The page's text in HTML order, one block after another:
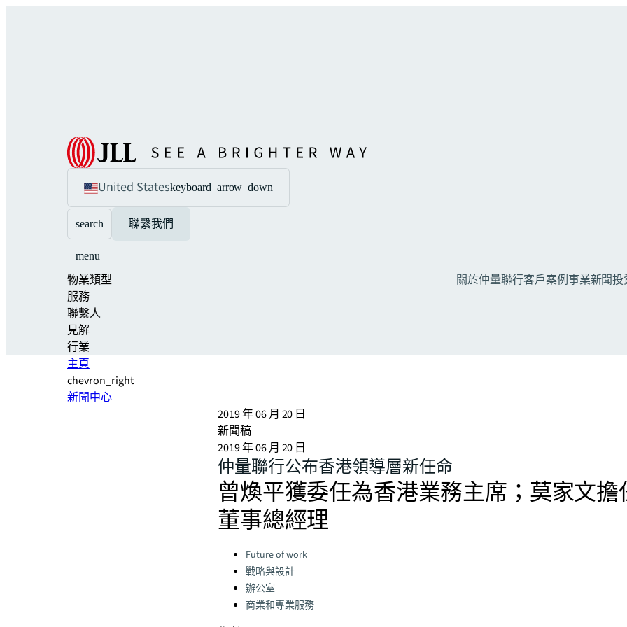
United Stateskeyboard_arrow_down
search 聯繫我們
menu
物業類型
服務
聯繫人
見解
行業
關於仲量聯行客戶案例事業新聞投
主頁
chevron_right
新聞中心
2019 年 06 月 20 日
新聞稿
2019 年 06 月 20 日
仲量聯行公布香港領導層新任命
曾煥平獲委任為香港業務主席；莫家文擔
董事總經理
Categories:
Future of work
戰略與設計
辦公室
商業和專業服務